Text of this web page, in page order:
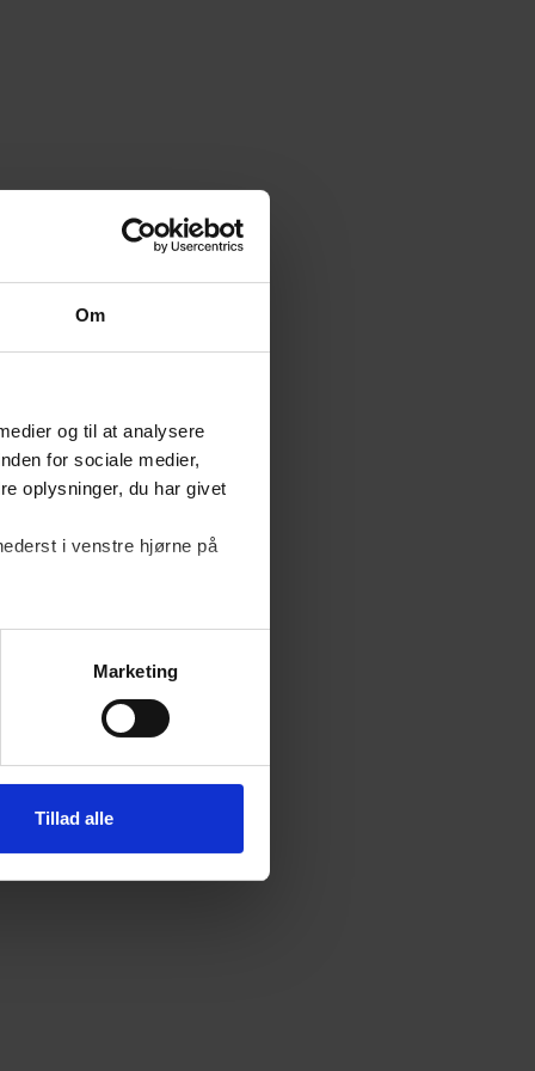
Om
og til at analysere
for sociale medier,
oplysninger, du har givet
i venstre hjørne på
Marketing
Tillad alle